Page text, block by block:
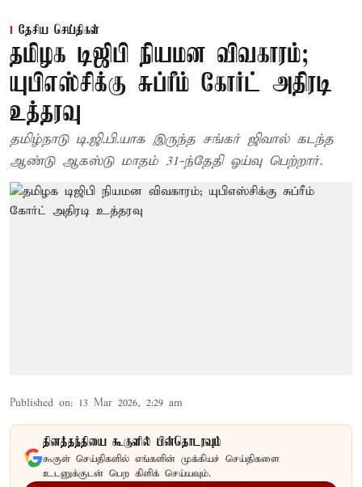
தேசிய செய்திகள்
தமிழக டிஜிபி நியமன விவகாரம்;
யுபிஎஸ்சிக்கு சுப்ரீம் கோர்ட் அதிரடி
உத்தரவு
தமிழ்நாடு டி.ஜி.பி.யாக இருந்த சங்கர் ஜிவால் கடந்த
ஆண்டு ஆகஸ்டு மாதம் 31-ந்தேதி ஓய்வு பெற்றார்.
Published on: 13 Mar 2026, 2:29 am
தினத்தந்தியை கூகுளில் பின்தொடரவும்
கூகுள் செய்திகளில் எங்களின் முக்கியச் செய்திகளை
உடனுக்குடன் பெற கிளிக் செய்யவும்.